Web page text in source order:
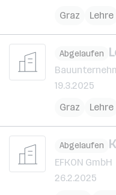
Graz
Lehre
Abgelaufen
19.3.2025
Graz
Lehre
Abgelaufen
EFKON GmbH
26.2.2025